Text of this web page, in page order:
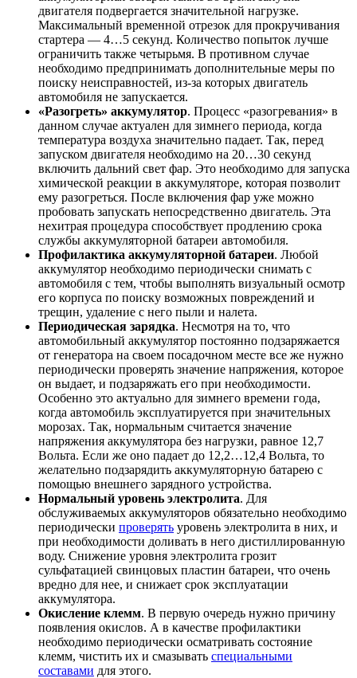
двигателя подвергается значительной нагрузке.
Максимальный временной отрезок для прокручивания
стартера — 4…5 секунд. Количество попыток лучше
ограничить также четырьмя. В противном случае
необходимо предпринимать дополнительные меры по
поиску неисправностей, из-за которых двигатель
автомобиля не запускается.
«Разогреть» аккумулятор. Процесс «разогревания» в
данном случае актуален для зимнего периода, когда
температура воздуха значительно падает. Так, перед
запуском двигателя необходимо на 20…30 секунд
включить дальний свет фар. Это необходимо для запуска
химической реакции в аккумуляторе, которая позволит
ему разогреться. После включения фар уже можно
пробовать запускать непосредственно двигатель. Эта
нехитрая процедура способствует продлению срока
службы аккумуляторной батареи автомобиля.
Профилактика аккумуляторной батареи. Любой
аккумулятор необходимо периодически снимать с
автомобиля с тем, чтобы выполнять визуальный осмотр
его корпуса по поиску возможных повреждений и
трещин, удаление с него пыли и налета.
Периодическая зарядка. Несмотря на то, что
автомобильный аккумулятор постоянно подзаряжается
от генератора на своем посадочном месте все же нужно
периодически проверять значение напряжения, которое
он выдает, и подзаряжать его при необходимости.
Особенно это актуально для зимнего времени года,
когда автомобиль эксплуатируется при значительных
морозах. Так, нормальным считается значение
напряжения аккумулятора без нагрузки, равное 12,7
Вольта. Если же оно падает до 12,2…12,4 Вольта, то
желательно подзарядить аккумуляторную батарею с
помощью внешнего зарядного устройства.
Нормальный уровень электролита. Для
обслуживаемых аккумуляторов обязательно необходимо
периодически проверять уровень электролита в них, и
при необходимости доливать в него дистиллированную
воду. Снижение уровня электролита грозит
сульфатацией свинцовых пластин батареи, что очень
вредно для нее, и снижает срок эксплуатации
аккумулятора.
Окисление клемм. В первую очередь нужно причину
появления окислов. А в качестве профилактики
необходимо периодически осматривать состояние
клемм, чистить их и смазывать специальными
составами для этого.